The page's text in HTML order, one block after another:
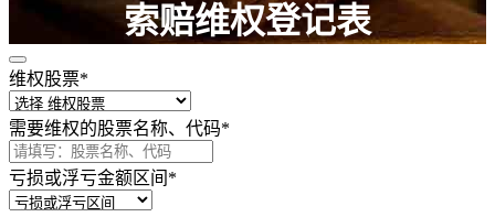
索赔维权登记表
请认真填写以下内容，以获得必要的法律帮助 ！
维权股票*
需要维权的股票名称、代码*
亏损或浮亏金额区间 *